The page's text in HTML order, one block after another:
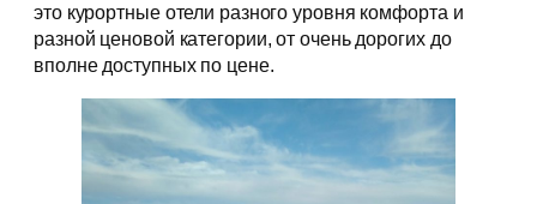
это курортные отели разного уровня комфорта и
разной ценовой категории, от очень дорогих до
вполне доступных по цене.